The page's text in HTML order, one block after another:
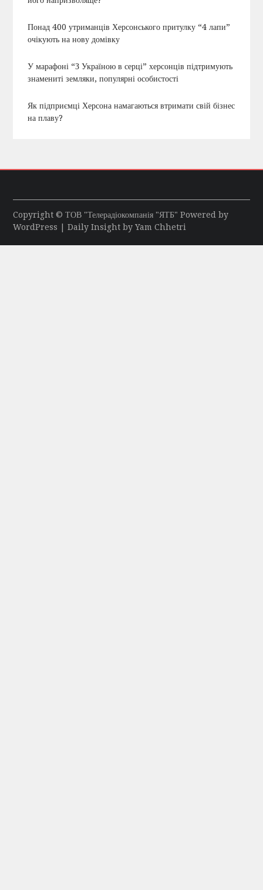
Понад 400 утриманців Херсонського притулку “4 лапи”
очікують на нову домівку
У марафоні “З Україною в серці” херсонців підтримують
знамениті земляки, популярні особистості
Як підприємці Херсона намагаються втримати свій бізнес
на плаву?
Copyright © ТОВ "Телерадіокомпанія "ЯТБ" Powered by
WordPress | Daily Insight byYam Chhetri